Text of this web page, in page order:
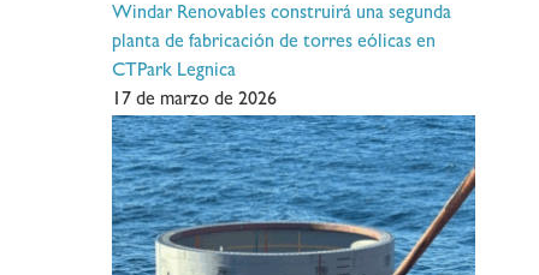
Windar Renovables construirá una segunda
planta de fabricación de torres eólicas en
CTPark Legnica
17 de marzo de 2026